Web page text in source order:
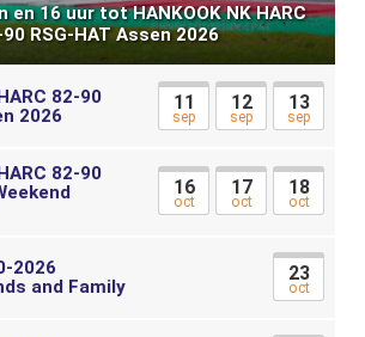
en 16 uur tot HANKOOK NK HARC
RSG-HAT Assen 2026
82-90
2026
11
sep
12
sep
13
sep
82-90
16
oct
17
oct
18
oct
2026
and Family
23
oct